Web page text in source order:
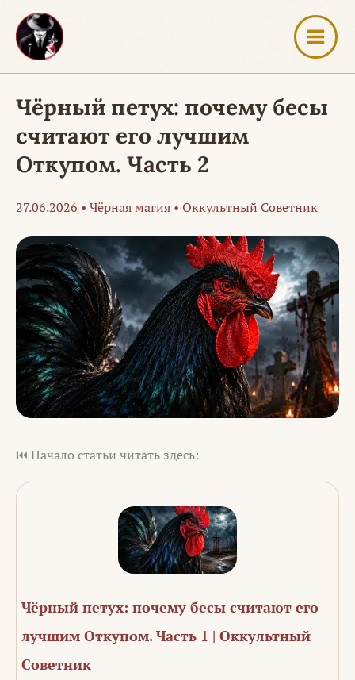
Перейти
содержимому
Чёрный петух: почему бесы
считают его лучшим
Откупом. Часть 2
27.06.2026 • Чёрная магия • Оккультный Советник
⏮️ Начало статьи читать здесь:
Чёрный петух: почему бесы считают его
лучшим Откупом. Часть 1 | Оккультный
Советник